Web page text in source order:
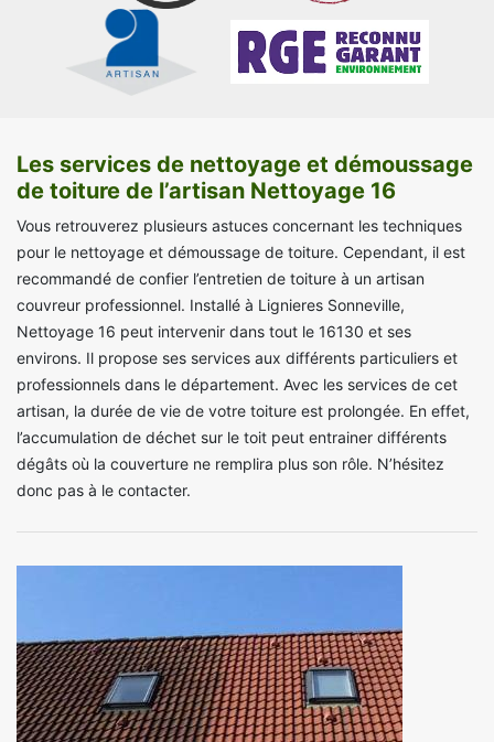
Les services de nettoyage et démoussage
de toiture de l’artisan Nettoyage 16
Vous retrouverez plusieurs astuces concernant les techniques
pour le nettoyage et démoussage de toiture. Cependant, il est
recommandé de confier l’entretien de toiture à un artisan
couvreur professionnel. Installé à Lignieres Sonneville,
Nettoyage 16 peut intervenir dans tout le 16130 et ses
environs. Il propose ses services aux différents particuliers et
professionnels dans le département. Avec les services de cet
artisan, la durée de vie de votre toiture est prolongée. En effet,
l’accumulation de déchet sur le toit peut entrainer différents
dégâts où la couverture ne remplira plus son rôle. N’hésitez
donc pas à le contacter.